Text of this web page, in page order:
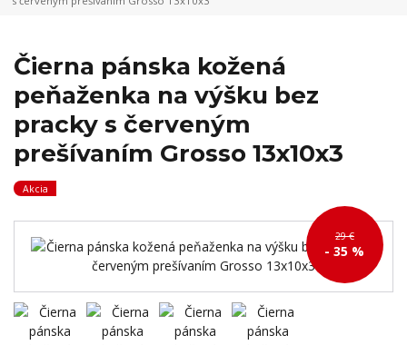
Čierna pánska kožená
peňaženka na výšku bez
pracky s červeným
prešívaním Grosso 13x10x3
Akcia
29 €
- 35 %